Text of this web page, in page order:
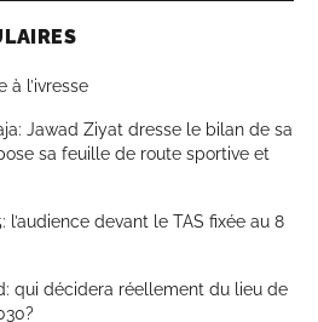
à l’ivresse
Jawad Ziyat dresse le bilan de sa
sa feuille de route sportive et
l’audience devant le TAS fixée au 8
qui décidera réellement du lieu de